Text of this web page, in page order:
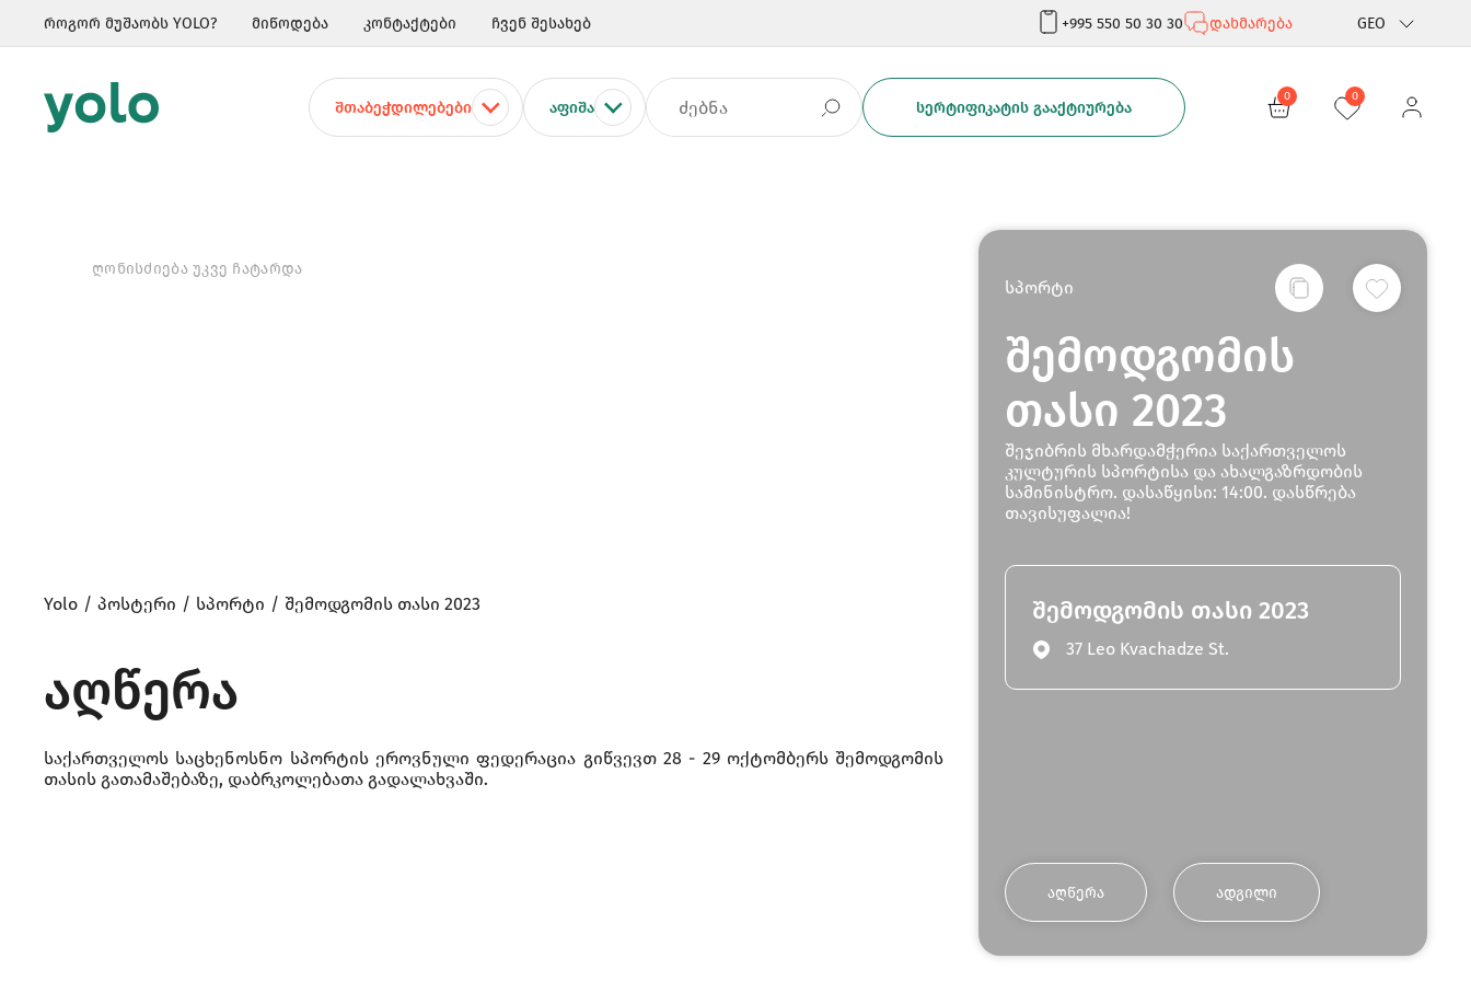
როგორ მუშაობს YOLO? მიწოდება კონტაქტები ჩვენ შესახებ +995 550 50 30 30 დახმარება GEO
Rus
ᲨᲗᲐᲑᲔᲭᲓᲘᲚᲔᲑᲔᲑᲘ ᲐᲤᲘᲨᲐ ᲡᲔᲠᲢᲘᲤᲘᲙᲐᲢᲘᲡ ᲒᲐᲐᲥᲢᲘᲣᲠᲔᲑᲐ
0 0
ᲦᲝᲜᲘᲡᲫᲘᲔᲑᲐ ᲣᲙᲕᲔ ᲩᲐᲢᲐᲠᲓᲐ
სპორტი
შემოდგომის
თასი 2023
შეჯიბრის მხარდამჭერია საქართველოს
კულტურის სპორტისა და ახალგაზრდობის
სამინისტრო. დასაწყისი: 14:00. დასწრება
თავისუფალია!
შემოდგომის თასი 2023
37 Leo Kvachadze St.
ᲐᲦᲬᲔᲠᲐ ᲐᲓᲒᲘᲚᲘ
Yolo პოსტერი სპორტი შემოდგომის თასი 2023
აღწერა
საქართველოს საცხენოსნო სპორტის ეროვნული ფედერაცია გიწვევთ 28 - 29 ოქტომბერს შემოდგომის
თასის გათამაშებაზე, დაბრკოლებათა გადალახვაში.